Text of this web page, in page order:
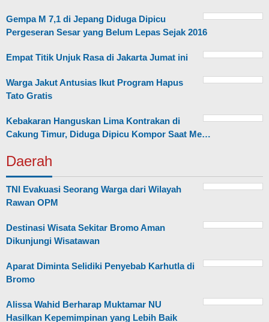
Gempa M 7,1 di Jepang Diduga Dipicu
Pergeseran Sesar yang Belum Lepas Sejak 2016
Empat Titik Unjuk Rasa di Jakarta Jumat ini
Warga Jakut Antusias Ikut Program Hapus
Tato Gratis
Kebakaran Hanguskan Lima Kontrakan di
Cakung Timur, Diduga Dipicu Kompor Saat Me…
Daerah
TNI Evakuasi Seorang Warga dari Wilayah
Rawan OPM
Destinasi Wisata Sekitar Bromo Aman
Dikunjungi Wisatawan
Aparat Diminta Selidiki Penyebab Karhutla di
Bromo
Alissa Wahid Berharap Muktamar NU
Hasilkan Kepemimpinan yang Lebih Baik